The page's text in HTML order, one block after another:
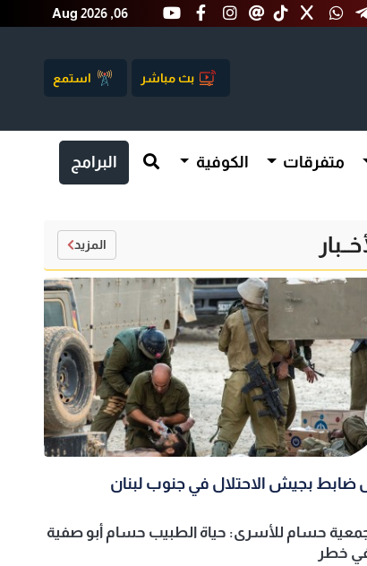
Aug 2026 ,06
بث مباشر استمع
متفرقات الكوفية البرامج
المزيد
ضابط بجيش الاحتلال في جنوب لبنان
حسام للأسرى: حياة الطبيب حسام أبو صفية
خطر